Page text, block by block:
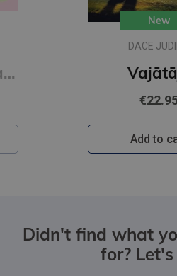
Mīlīgās kapibaras. Omulīga krāsošana. Relaksējoša krāsojamā grāmata
New
DACE
Add to
Didn't find what
for?